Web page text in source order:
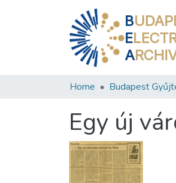
B
E
A
Home Budapest
Egy új